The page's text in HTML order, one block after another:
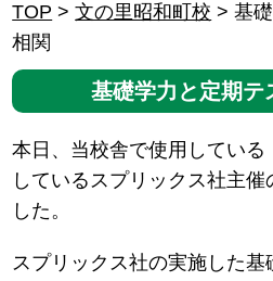
TOP >文の里昭和町校 >基
相関
基礎学力と定期テ
本日、当校舎で使用してい
しているスプリックス社主催
した。
スプリックス社の実施した基